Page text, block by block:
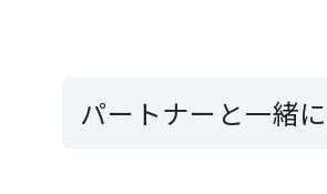
パートナーと一緒